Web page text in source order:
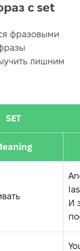
с set
фразовыми
лишним
SET
И